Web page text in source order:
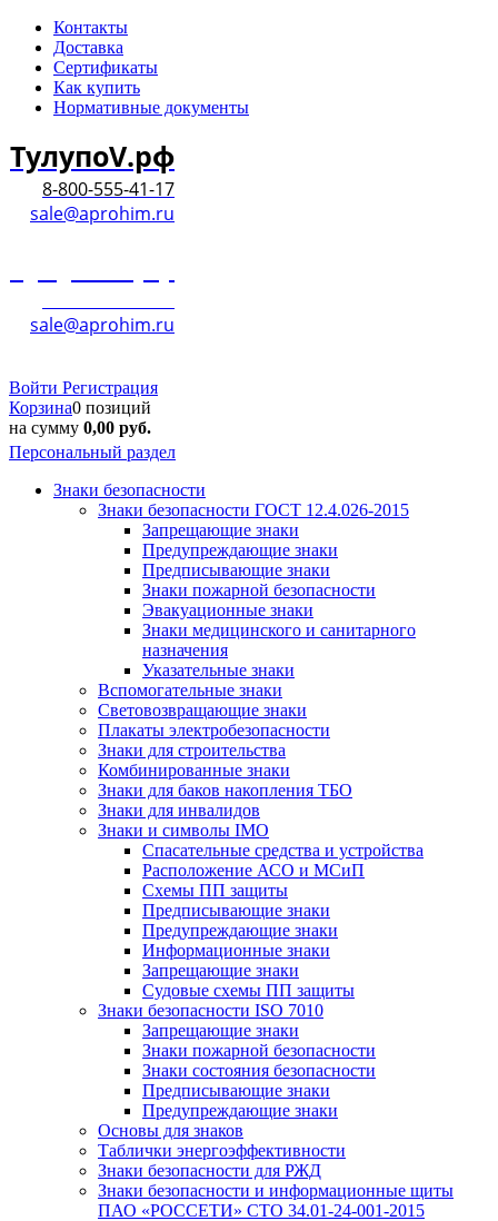
Контакты
Доставка
Сертификаты
Как купить
Нормативные документы
ТулупоV.рф
8-800-555-41-17
sale@aprohim.ru
sale@aprohim.ru
Войти Регистрация
Корзина0 позиций
на сумму 0,00 руб.
Персональный раздел
Знаки безопасности
Знаки безопасности ГОСТ 12.4.026-2015
Запрещающие знаки
Предупреждающие знаки
Предписывающие знаки
Знаки пожарной безопасности
Эвакуационные знаки
Знаки медицинского и санитарного
назначения
Указательные знаки
Вспомогательные знаки
Световозвращающие знаки
Плакаты электробезопасности
Знаки для строительства
Комбинированные знаки
Знаки для баков накопления ТБО
Знаки для инвалидов
Знаки и символы IMO
Спасательные средства и устройства
Расположение АСО и МСиП
Схемы ПП защиты
Предписывающие знаки
Предупреждающие знаки
Информационные знаки
Запрещающие знаки
Судовые схемы ПП защиты
Знаки безопасности ISO 7010
Запрещающие знаки
Знаки пожарной безопасности
Знаки состояния безопасности
Предписывающие знаки
Предупреждающие знаки
Основы для знаков
Таблички энергоэффективности
Знаки безопасности для РЖД
Знаки безопасности и информационные щиты
ПАО «РОССЕТИ» СТО 34.01-24-001-2015